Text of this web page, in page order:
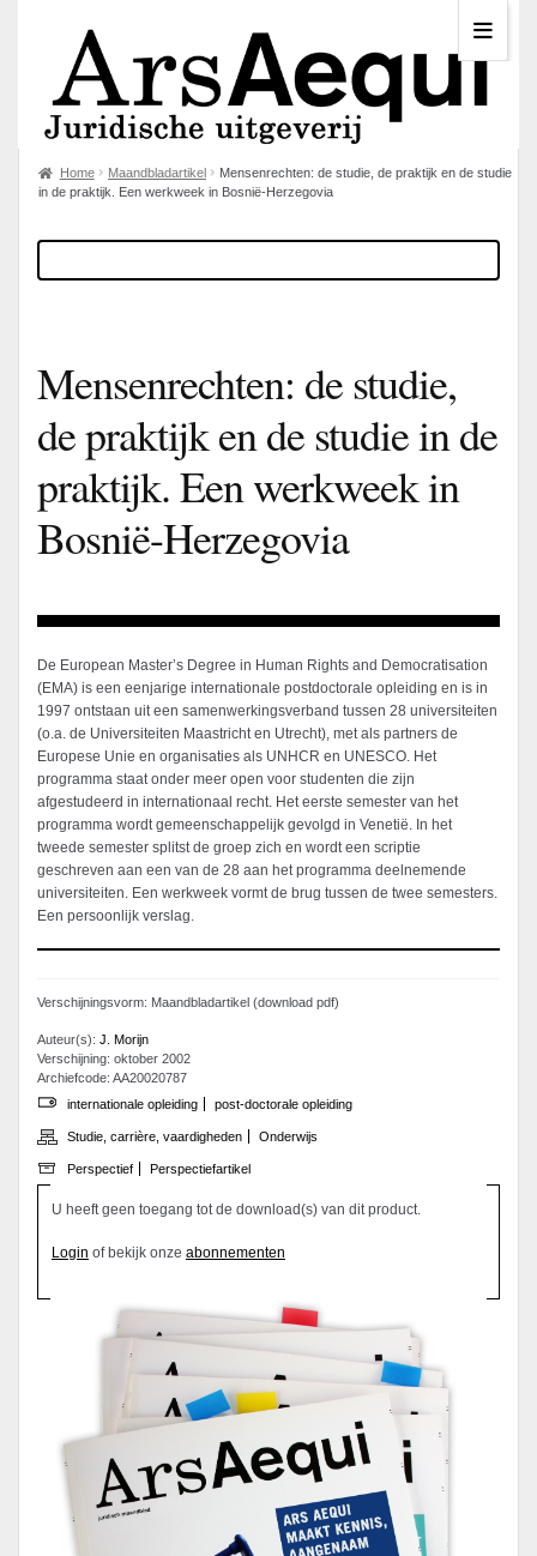
Home Maandbladartikel
Mensenrechten: de studie, de praktijk en de studie
in de praktijk. Een werkweek in Bosnië-Herzegovia
Mensenrechten: de studie,
de praktijk en de studie in de
praktijk. Een werkweek in
Bosnië-Herzegovia
De European Master’s Degree in Human Rights and Democratisation
(EMA) is een eenjarige internationale postdoctorale opleiding en is in
1997 ontstaan uit een samenwerkingsverband tussen 28 universiteiten
(o.a. de Universiteiten Maastricht en Utrecht), met als partners de
Europese Unie en organisaties als UNHCR en UNESCO. Het
programma staat onder meer open voor studenten die zijn
afgestudeerd in internationaal recht. Het eerste semester van het
programma wordt gemeenschappelijk gevolgd in Venetië. In het
tweede semester splitst de groep zich en wordt een scriptie
geschreven aan een van de 28 aan het programma deelnemende
universiteiten. Een werkweek vormt de brug tussen de twee semesters.
Een persoonlijk verslag.
Verschijningsvorm: Maandbladartikel (download pdf)
Auteur(s): J. Morijn
Verschijning: oktober 2002
Archiefcode: AA20020787
internationale opleiding
post-doctorale opleiding
Studie, carrière, vaardigheden Onderwijs
Perspectief Perspectiefartikel
U heeft geen toegang tot de download(s) van dit product.
Login of bekijk onze abonnementen